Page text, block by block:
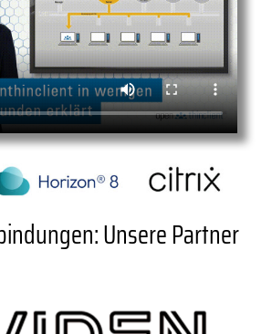
Unsere Partner